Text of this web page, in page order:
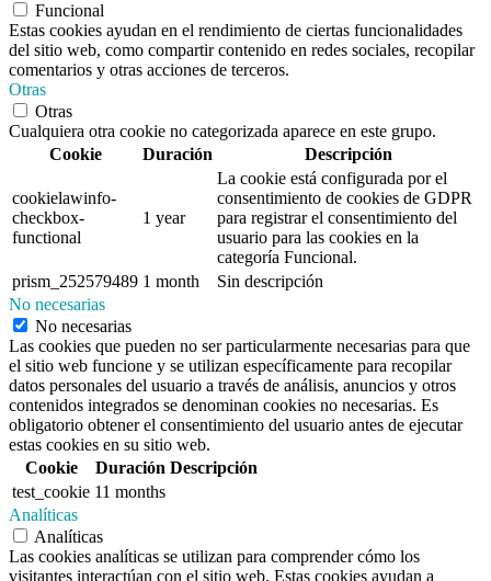
Funcional
Estas cookies ayudan en el rendimiento de ciertas funcionalidades
del sitio web, como compartir contenido en redes sociales, recopilar
comentarios y otras acciones de terceros.
Otras
Otras
Cualquiera otra cookie no categorizada aparece en este grupo.
Cookie
Duración Descripción
cookielawinfo-
checkbox-
functional
1 year
La cookie está configurada por el
consentimiento de cookies de GDPR
para registrar el consentimiento del
usuario para las cookies en la
categoría Funcional.
prism_252579489 1 month
Sin descripción
No necesarias
No necesarias
Las cookies que pueden no ser particularmente necesarias para que
el sitio web funcione y se utilizan específicamente para recopilar
datos personales del usuario a través de análisis, anuncios y otros
contenidos integrados se denominan cookies no necesarias. Es
obligatorio obtener el consentimiento del usuario antes de ejecutar
estas cookies en su sitio web.
Cookie
Duración Descripción
test_cookie 11 months
Analíticas
Analíticas
Las cookies analíticas se utilizan para comprender cómo los
visitantes interactúan con el sitio web. Estas cookies ayudan a